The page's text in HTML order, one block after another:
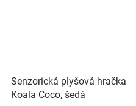
Senzorická plyšová hračka
Koala Coco, šedá